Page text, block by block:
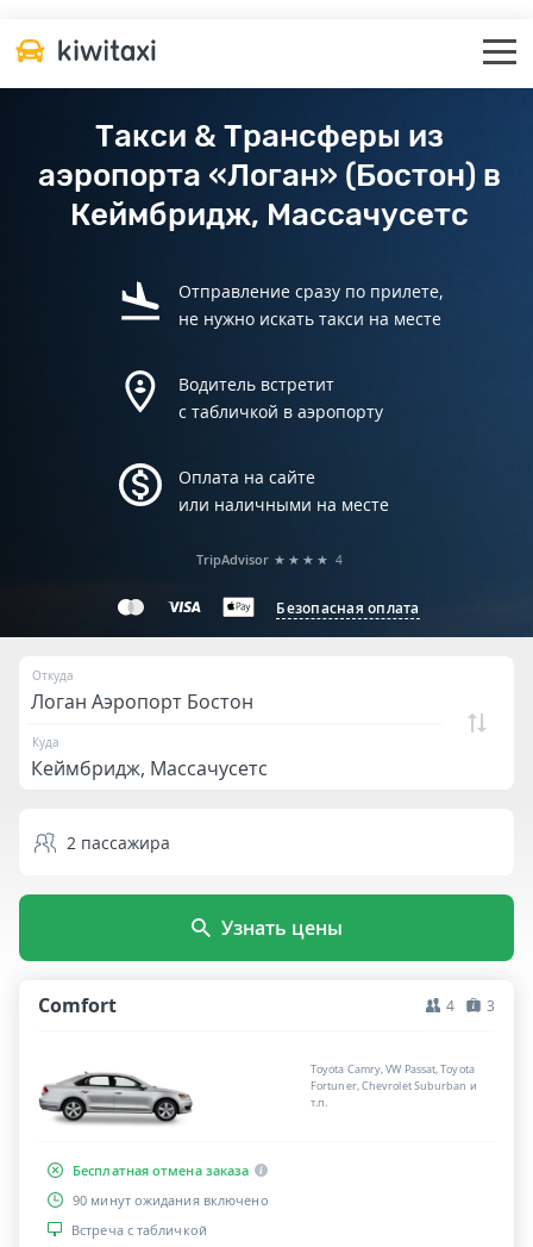
Такси & Трансферы из
аэропорта «Логан» (Бостон) в
Кеймбридж, Массачусетс
Отправление сразу по прилете,
не нужно искать такси на месте
Водитель встретит
с табличкой в аэропорту
Оплата на сайте
или наличными на месте
Безопасная оплата
TripAdvisor ★★★★ 4
Откуда
Куда
2 пассажира
Узнать цены
Comfort 4 3
Toyota Camry, VW Passat, Toyota
Fortuner, Chevrolet Suburban и
т.п.
Бесплатная отмена заказа
90 минут ожидания включено
Встреча с табличкой